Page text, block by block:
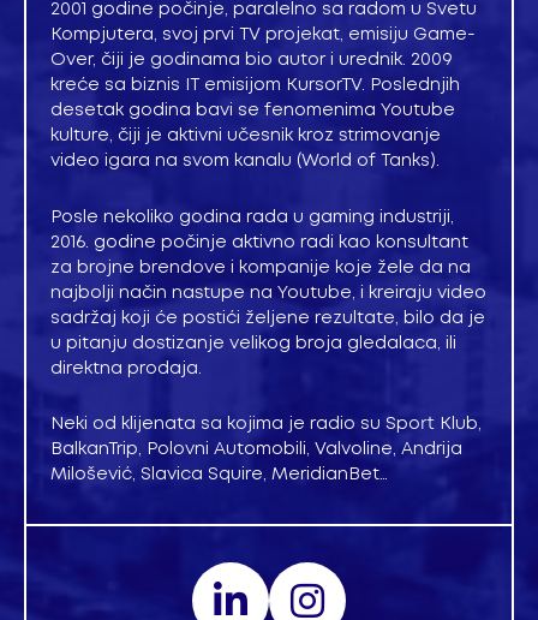
2001 godine počinje, paralelno sa radom u Svetu
Kompjutera, svoj prvi TV projekat, emisiju Game-
Over, čiji je godinama bio autor i urednik. 2009
kreće sa biznis IT emisijom KursorTV. Poslednjih
desetak godina bavi se fenomenima Youtube
kulture, čiji je aktivni učesnik kroz strimovanje
video igara na svom kanalu (World of Tanks).
Posle nekoliko godina rada u gaming industriji,
2016. godine počinje aktivno radi kao konsultant
za brojne brendove i kompanije koje žele da na
najbolji način nastupe na Youtube, i kreiraju video
sadržaj koji će postići željene rezultate, bilo da je
u pitanju dostizanje velikog broja gledalaca, ili
direktna prodaja.
Neki od klijenata sa kojima je radio su Sport Klub,
BalkanTrip, Polovni Automobili, Valvoline, Andrija
Milošević, Slavica Squire, MeridianBet…